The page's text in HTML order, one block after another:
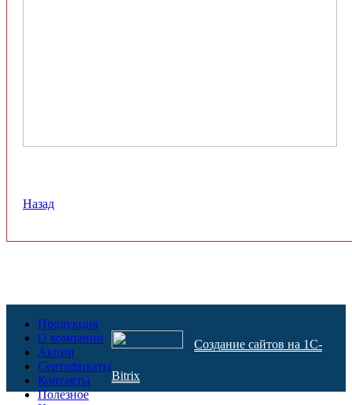
Назад
Продукция
О компании
Акции
Сертификаты
Контакты
Полезное
Создание сайтов на 1C-
Bitrix